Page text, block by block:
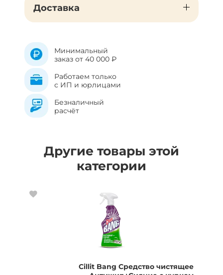
Доставка
Минимальный
заказ от 40 000 ₽
Работаем только
с ИП и юрлицами
Безналичный
расчёт
Другие товары этой
категории
Cillit Bang Средство чистящее